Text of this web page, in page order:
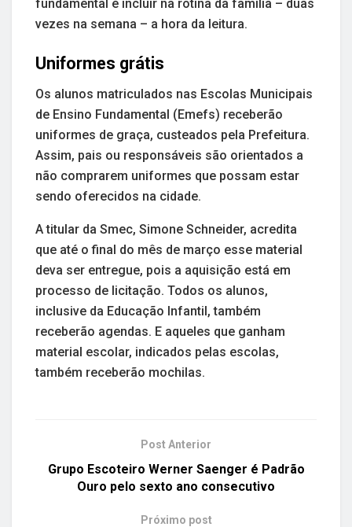
fundamental é incluir na rotina da família – duas
vezes na semana – a hora da leitura.
Uniformes grátis
Os alunos matriculados nas Escolas Municipais
de Ensino Fundamental (Emefs) receberão
uniformes de graça, custeados pela Prefeitura.
Assim, pais ou responsáveis são orientados a
não comprarem uniformes que possam estar
sendo oferecidos na cidade.
A titular da Smec, Simone Schneider, acredita
que até o final do mês de março esse material
deva ser entregue, pois a aquisição está em
processo de licitação. Todos os alunos,
inclusive da Educação Infantil, também
receberão agendas. E aqueles que ganham
material escolar, indicados pelas escolas,
também receberão mochilas.
Post Anterior
Grupo Escoteiro Werner Saenger é Padrão
Ouro pelo sexto ano consecutivo
Próximo post